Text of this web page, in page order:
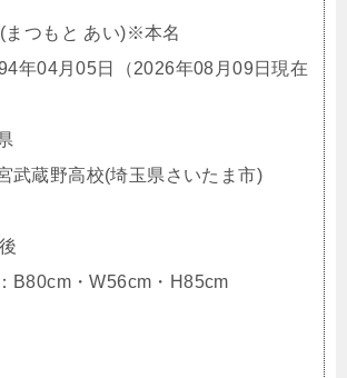
まつもと あい)※本名
年04月05日（2026年08月09日現在
武蔵野高校(埼玉県さいたま市)
B80cm・W56cm・H85cm